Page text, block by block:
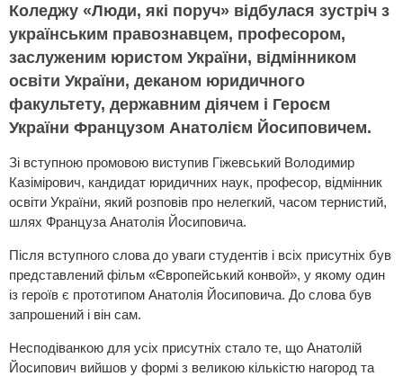
Коледжу «Люди, які поруч» відбулася зустріч з
українським правознавцем, професором,
заслуженим юристом України, відмінником
освіти України, деканом юридичного
факультету, державним діячем і Героєм
України Французом Анатолієм Йосиповичем.
Зі вступною промовою виступив Гіжевський Володимир
Казімірович, кандидат юридичних наук, професор, відмінник
освіти України, який розповів про нелегкий, часом тернистий,
шлях Француза Анатолія Йосиповича.
Після вступного слова до уваги студентів і всіх присутніх був
представлений фільм «Європейський конвой», у якому один
із героїв є прототипом Анатолія Йосиповича. До слова був
запрошений і він сам.
Несподіванкою для усіх присутніх стало те, що Анатолій
Йосипович вийшов у формі з великою кількістю нагород та